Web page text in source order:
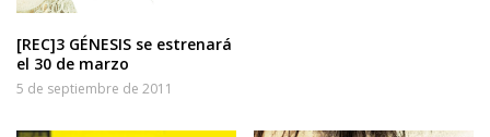
[REC]3 GÉNESIS se estrenará
el 30 de marzo
5 de septiembre de 2011